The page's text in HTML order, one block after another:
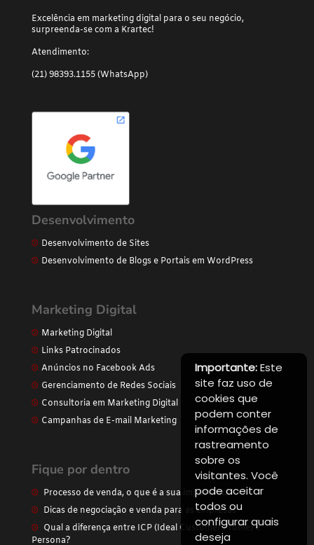
Excelência em marketing digital para o seu negócio,
surpreenda-se com a Krartec!
Atendimento:
(21) 98393.1155 (WhatsApp)
Desenvolvimento
Desenvolvimento de Sites
Desenvolvimento de Blogs e Portais em WordPress
Marketing Digital
Marketing Digital
Links Patrocinados
Anúncios no Facebook Ads
Gerenciamento de Redes Sociais
Consultoria em Marketing Digital
Campanhas de E-mail Marketing
Fique por dentro
Processo de venda, o que é a sua importância
Dicas de negociação e venda para as empresas
Qual a diferença entre ICP (Ideal Customer Profile) e
Persona?
Importante:Este
site faz uso de
cookies que
podem conter
informações de
rastreamento
sobre os
visitantes. Você
pode aceitar
todos ou
configurar quais
deseja